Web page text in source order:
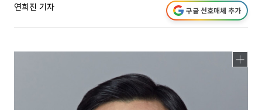
연희진 기자 구글 선호매체 추가